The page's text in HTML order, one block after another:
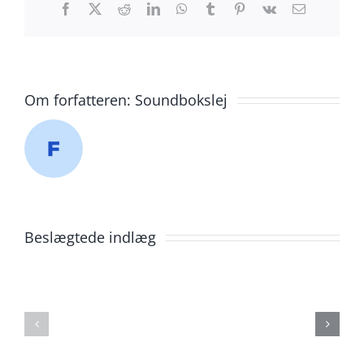
Facebook
X RedditLinkedInWhatsApp
TumblrPinterest
Vk
E-
Om forfatteren: Soundbokslej
Beslægtede indlæg